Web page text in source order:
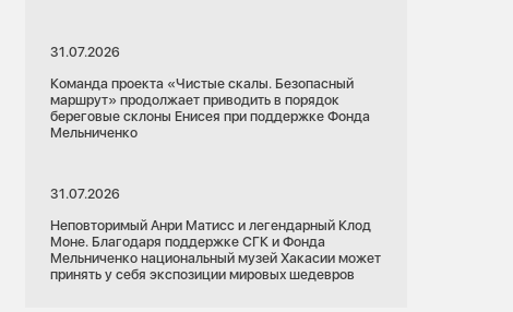
31.07.2026
Команда проекта «Чистые скалы. Безопасный
маршрут» продолжает приводить в порядок
береговые склоны Енисея при поддержке Фонда
Мельниченко
31.07.2026
Неповторимый Анри Матисс и легендарный Клод
Моне. Благодаря поддержке СГК и Фонда
Мельниченко национальный музей Хакасии может
принять у себя экспозиции мировых шедевров